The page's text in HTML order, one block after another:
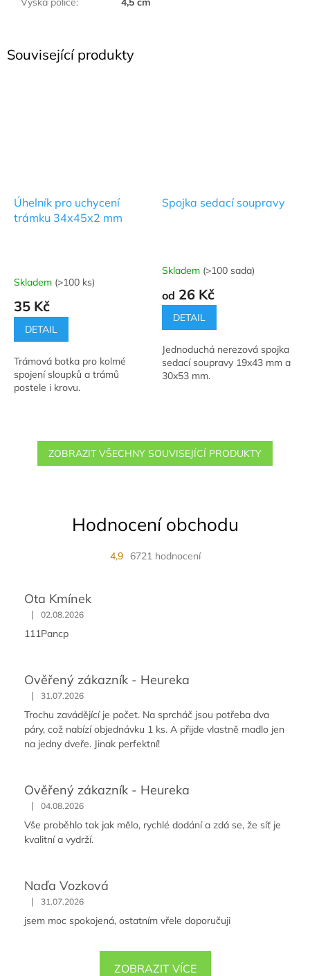
Související produkty
Úhelník pro uchycení
trámku 34x45x2 mm
Skladem (>100 ks)
35 Kč
DETAIL
Trámová botka pro kolmé
spojení sloupků a trámů
postele i krovu.
Spojka sedací soupravy
Průměrné
produktu
5,0
5
hvězdiček.
Skladem (>100 sada)
od 26 Kč
DETAIL
Jednoduchá nerezová spojka
sedací soupravy 19x43 mm a
30x53 mm.
ZOBRAZIT VŠECHNY SOUVISEJÍCÍ PRODUKTY
Hodnocení obchodu
4,9 6721 hodnocení
Ota Kmínek
| 02.08.2026
111Pancp
Ověřený zákazník - Heureka
| 31.07.2026
Trochu zavádějící je počet. Na sprcháč jsou potřeba dva
páry, což nabízí objednávku 1 ks. A přijde vlastně madlo jen
na jedny dveře. Jinak perfektní!
Ověřený zákazník - Heureka
| 04.08.2026
Vše proběhlo tak jak mělo, rychlé dodání a zdá se, že síť je
kvalitní a vydrží.
Naďa Vozková
| 31.07.2026
jsem moc spokojená, ostatním vřele doporučuji
ZOBRAZIT VÍCE